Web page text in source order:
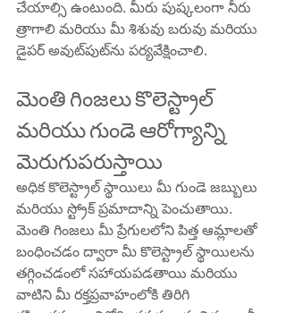
చేయాల్సి ఉంటుంది. మీరు పుష్కలంగా నీరు
త్రాగాలి మరియు మీ శిశువు బరువు మరియు
డైపర్ అవుట్‌పుట్‌ను పర్యవేక్షించాలి.
మెంతి గింజలు కొలెస్ట్రాల్
మరియు గుండె ఆరోగ్యాన్ని
మెరుగుపరుస్తాయి
అధిక కొలెస్ట్రాల్ స్థాయిలు మీ గుండె జబ్బులు
మరియు స్ట్రోక్ ప్రమాదాన్ని పెంచుతాయి.
మెంతి గింజలు మీ ప్రేగులలోని పిత్త ఆమ్లాలతో
బంధించడం ద్వారా మీ కొలెస్ట్రాల్ స్థాయిలను
తగ్గించడంలో సహాయపడతాయి మరియు
వాటిని మీ రక్తప్రవాహంలోకి తిరిగి